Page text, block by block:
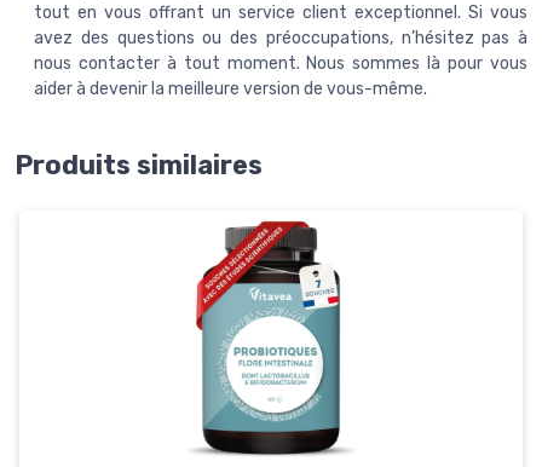
tout en vous offrant un service client exceptionnel. Si vous
avez des questions ou des préoccupations, n’hésitez pas à
nous contacter à tout moment. Nous sommes là pour vous
aider à devenir la meilleure version de vous-même.
Produits similaires